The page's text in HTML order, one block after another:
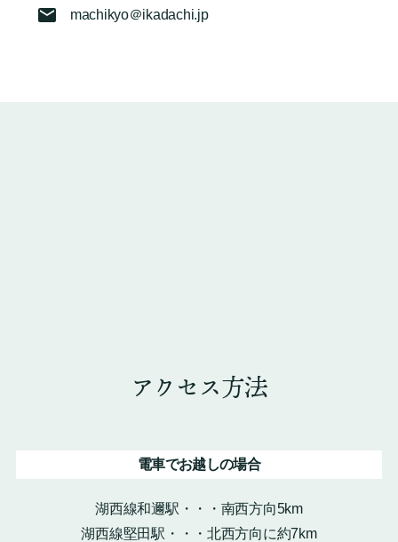
machikyo＠ikadachi.jp
アクセス方法
電車でお越しの場合
湖西線和邇駅・・・南西方向5km
湖西線堅田駅・・・北西方向に約7km